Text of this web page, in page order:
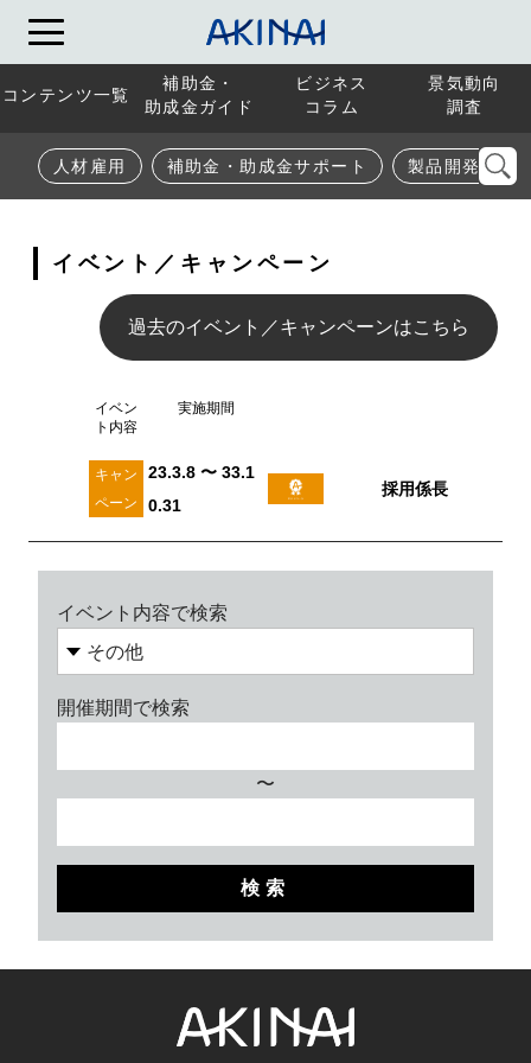
コンテンツ一覧
補助金・
助成金ガイド
ビジネス
コラム
景気動向
調査
人材雇用 補助金・助成金サポート 製品開発
イベント／キャンペーン
過去のイベント／キャンペーンはこちら
イベン
ト内容
実施期間
キャン
ペーン
23.3.8 〜 33.1
0.31
採用係長
イベント内容で検索
開催期間で検索
〜